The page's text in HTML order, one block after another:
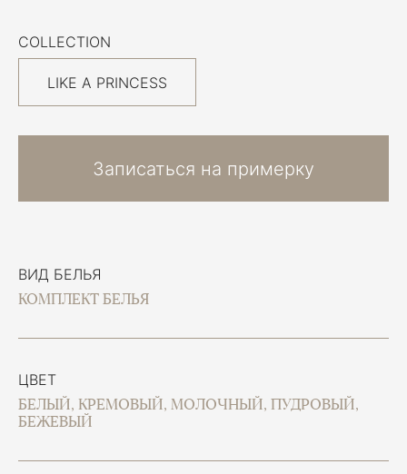
ВИД БЕЛЬЯ
КОМПЛЕКТ БЕЛЬЯ
ЦВЕТ
БЕЛЫЙ, КРЕМОВЫЙ, МОЛОЧНЫЙ, ПУДРОВЫЙ,
БЕЖЕВЫЙ
COLLECTION
LIKE A PRINCESS
Записаться на примерку